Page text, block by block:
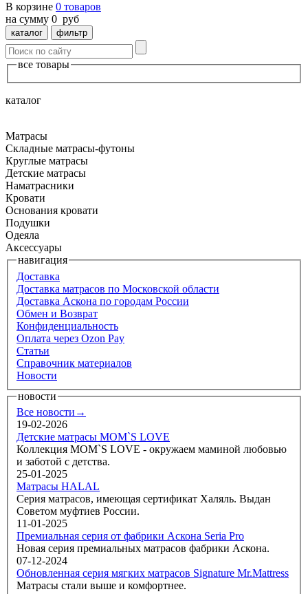
В корзине 0 товаров
на сумму 0 руб
каталог фильтр
все товары
каталог
Матрасы
Складные матрасы-футоны
Круглые матрасы
Детские матрасы
Наматрасники
Кровати
Основания кровати
Подушки
Одеяла
Аксессуары
навигация
Доставка
Доставка матрасов по Московской области
Доставка Аскона по городам России
Обмен и Возврат
Конфиденциальность
Оплата через Ozon Pay
Статьи
Справочник материалов
Новости
новости
Все новости→
19-02-2026
Детские матрасы MOM`S LOVE
Коллекция MOM`S LOVE - окружаем маминой любовью
и заботой с детства.
25-01-2025
Матрасы HALAL
Серия матрасов, имеющая сертификат Халяль. Выдан
Советом муфтиев России.
11-01-2025
Премиальная серия от фабрики Аскона Seria Pro
Новая серия премиальных матрасов фабрики Аскона.
07-12-2024
Обновленная серия мягких матрасов Signature Mr.Mattress
Матрасы стали выше и комфортнее.